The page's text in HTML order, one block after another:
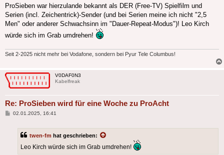
ProSieben war hierzulande bekannt als DER (Free-TV) Spielfilm und
Serien (incl. Zeichentrick)-Sender (und bei Serien meine ich nicht "2,5
Men" oder anderer Schwachsinn im "Dauer-Repeat-Modus")! Leo Kirch
würde sich im Grab umdrehen!
Seit 2-2025 nicht mehr bei Vodafone, sondern bei Pyur Tele Columbus!
V0DAF0N3
Kabelfreak
Re: ProSieben wird für eine Woche zu ProAcht
Beitrag
02.01.2025, 16:41
twen-fm hat geschrieben:
Leo Kirch würde sich im Grab umdrehen!